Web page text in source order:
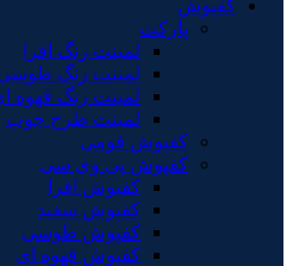
کفپوش
پارکت
لمینت رنگ افرا
لمینت رنگ
لمینت رنگ قهوه
لمینت طرح چوب
کفپوش فومی
کفپوش پی وی سی
کفپوش افرا
کفپوش سفید
کفپوش طوسی
کفپوش قهوه ای